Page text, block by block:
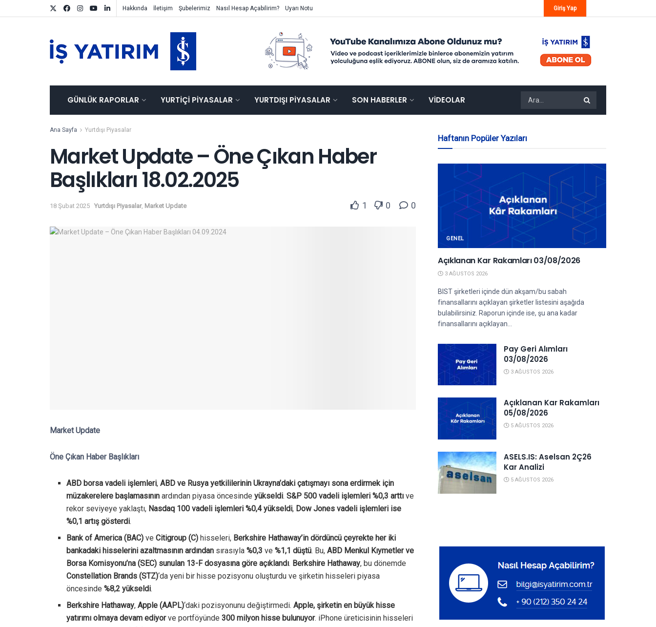
Hakkında İletişim Şubelerimiz Nasıl Hesap Açabilirim? Uyarı Notu Giriş Yap
GÜNLÜK RAPORLAR YURTIÇI PIYASALAR YURTDIŞI PIYASALAR SON HABERLER VIDEOLAR
Ana Sayfa Yurtdışı Piyasalar
Market Update – Öne Çıkan Haber
Başlıkları 18.02.2025
18 Şubat 2025 Yurtdışı Piyasalar, Market Update 1 0 0
Market Update
Öne Çıkan Haber Başlıkları
ABD borsa vadeli işlemleri,ABD ve Rusya yetkililerinin Ukrayna’daki çatışmayı sona erdirmek için
müzakerelere başlamasının ardından piyasa öncesindeyükseldi.S&P 500 vadeli işlemleri %0,3 arttı ve
rekor seviyeye yaklaştı, Nasdaq 100 vadeli işlemleri %0,4 yükseldi, Dow Jones vadeli işlemleri ise
%0,1 artış gösterdi.
Bank of America (BAC) veCitigroup (C) hisseleri, Berkshire Hathaway’in dördüncü çeyrekte her iki
bankadaki hisselerini azaltmasının ardından sırasıyla%0,3 ve%1,1 düştü. Bu,ABD Menkul Kıymetler ve
Borsa Komisyonu’na (SEC) sunulan 13-F dosyasına göre açıklandı. Berkshire Hathaway, bu dönemde
Constellation Brands (STZ)‘da yeni bir hisse pozisyonu oluşturdu ve şirketin hisseleri piyasa
öncesinde%8,2 yükseldi.
Berkshire Hathaway,Apple (AAPL)‘daki pozisyonunu değiştirmedi.Apple, şirketin en büyük hisse
yatırımı olmaya devam ediyorve portföyünde300 milyon hisse bulunuyor. iPhone üreticisinin hisseleri
Haftanın Popüler Yazıları
GENEL
Açıklanan Kar Rakamları 03/08/2026
3 AĞUSTOS 2026
BIST şirketleri içinde dün akşam/bu sabah
finansallarını açıklayan şirketler listesini aşağıda
bulabilirsiniz. Raporun içinde ise, şu ana kadar
finansallarını açıklayan...
Pay Geri Alımları
03/08/2026
3 AĞUSTOS 2026
Açıklanan Kar Rakamları
05/08/2026
5 AĞUSTOS 2026
ASELS.IS: Aselsan 2Ç26
Kar Analizi
5 AĞUSTOS 2026